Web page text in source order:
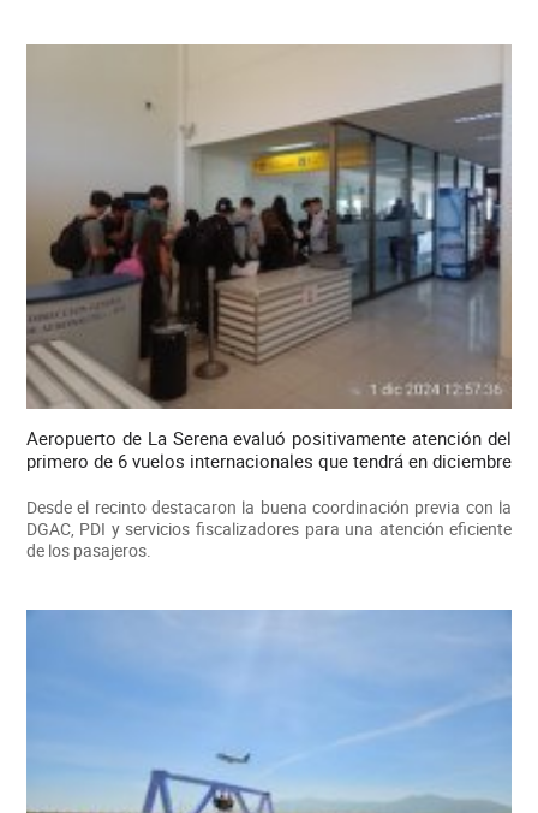
Aeropuerto de La Serena evaluó positivamente atención del
primero de 6 vuelos internacionales que tendrá en diciembre
Desde el recinto destacaron la buena coordinación previa con la
DGAC, PDI y servicios fiscalizadores para una atención eficiente
de los pasajeros.